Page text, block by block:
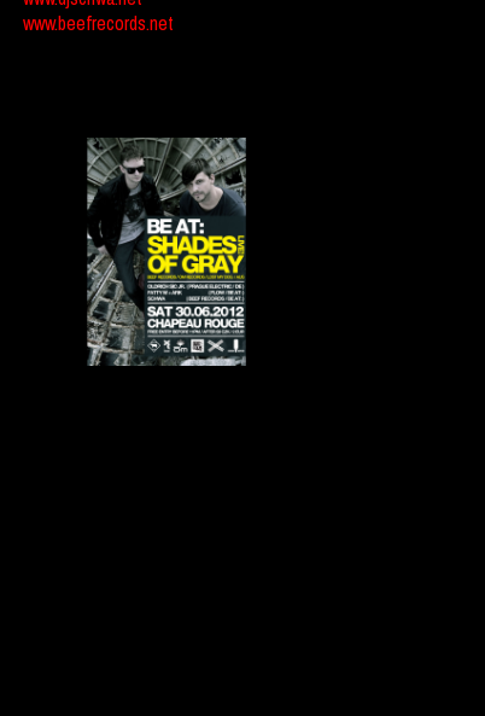
www.beefrecords.net